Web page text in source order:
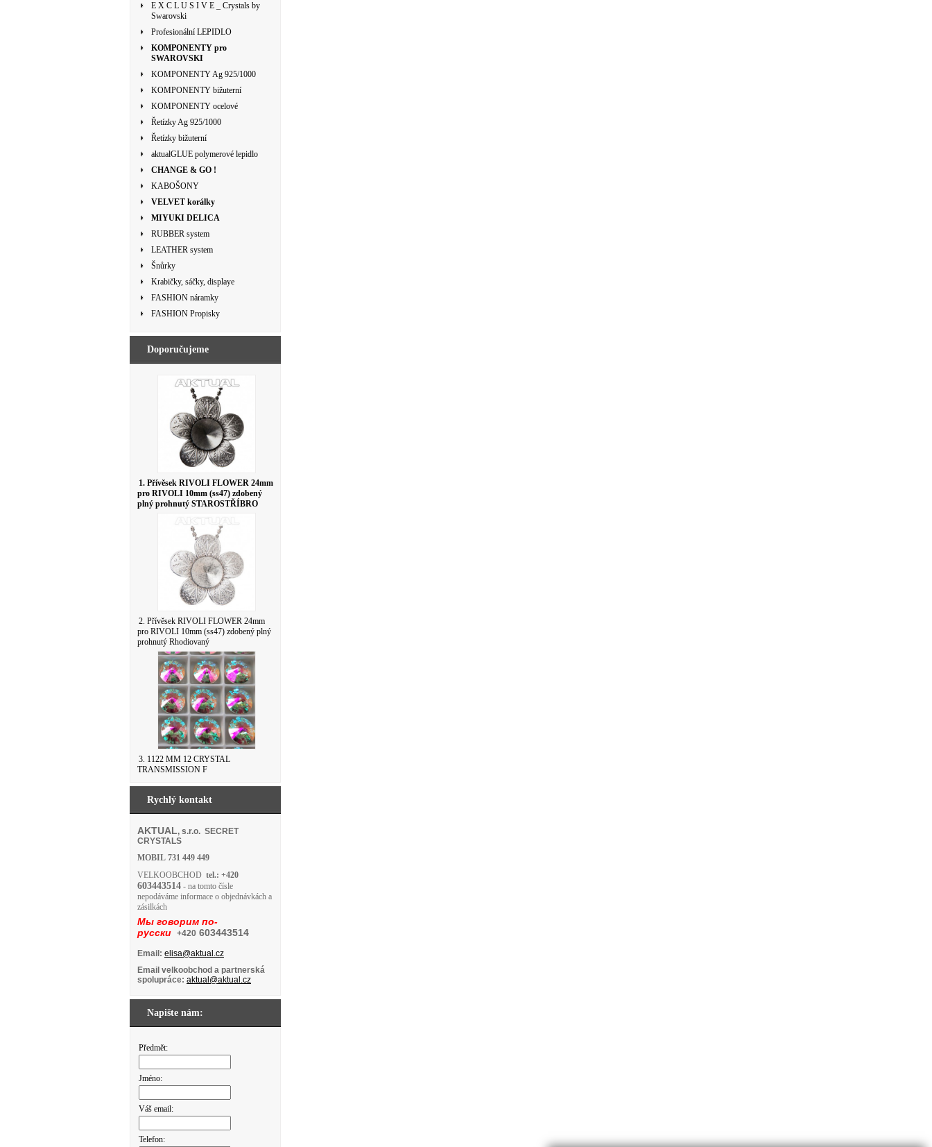
E X C L U S I V E _ Crystals by
Swarovski
Profesionální LEPIDLO
KOMPONENTY pro
SWAROVSKI
KOMPONENTY Ag 925/1000
KOMPONENTY bižuterní
KOMPONENTY ocelové
Řetízky Ag 925/1000
Řetízky bižuterní
aktualGLUE polymerové lepidlo
CHANGE & GO !
KABOŠONY
VELVET korálky
MIYUKI DELICA
RUBBER system
LEATHER system
Šnůrky
Krabičky, sáčky, displaye
FASHION náramky
FASHION Propisky
Doporučujeme
1. Přívěsek RIVOLI FLOWER 24mm
pro RIVOLI 10mm (ss47) zdobený
plný prohnutý STAROSTŘÍBRO
2. Přívěsek RIVOLI FLOWER 24mm
pro RIVOLI 10mm (ss47) zdobený plný
prohnutý Rhodiovaný
3. 1122 MM 12 CRYSTAL
TRANSMISSION F
Rychlý kontakt
AKTUAL, s.r.o. SECRET
CRYSTALS
MOBIL 731 449 449
VELKOOBCHOD tel.: +420
603443514 - na tomto čísle
nepodáváme informace o objednávkách a
zásilkách
Мы говорим по-
русски +420 603443514
Email: elisa@aktual.cz
Email velkoobchod a partnerská
spolupráce: aktual@aktual.cz
Napište nám:
Předmět:
Jméno:
Váš email:
Telefon: